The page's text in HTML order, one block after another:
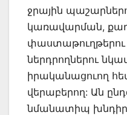
ջրային
կառավարման,
փաստաթուղթերու
ներդրողներու
իրականացուող
վերաբերող: Ան
նմանատիպ